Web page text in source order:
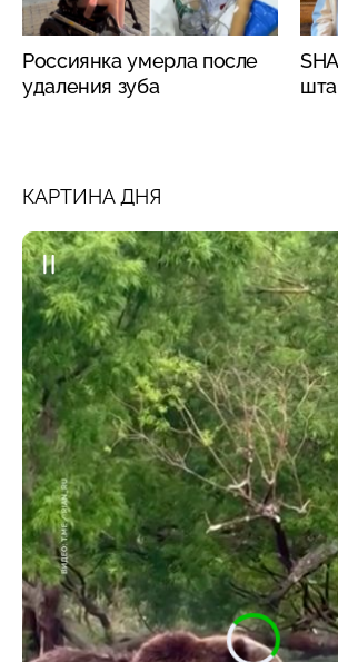
Россиянка умерла после
удаления зуба
КАРТИНА ДНЯ